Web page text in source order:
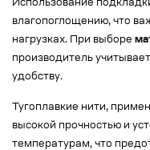
Использование
влагопоглощению, что
нагрузках. При выборе
производитель
удобству.
Тугоплавкие нити,
высокой прочностью и
температурам, что